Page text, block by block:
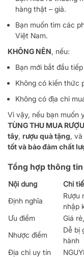
hàng thật – giả.
Bạn muốn tìm các
Việt Nam.
KHÔNG NÊN, nếu:
Bạn mới bắt đầu
Không có kiến thức
Không có địa chỉ
Vì vậy, nếu bạn muốn
TÙNG THU MUA
tây, rượu quà tặng, và
tốt và bảo đảm chất
Tổng hợp thông
Nội dung
Chi
Định nghĩa
Rượu
nhập
Ưu điểm
Giá
Nhược điểm
Dễ bị
hành
Địa chỉ uy tín